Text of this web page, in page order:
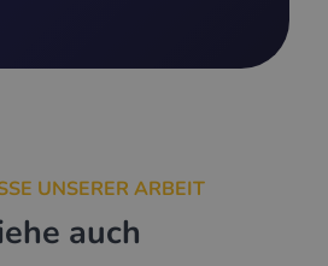
UNSERER ARBEIT
auch